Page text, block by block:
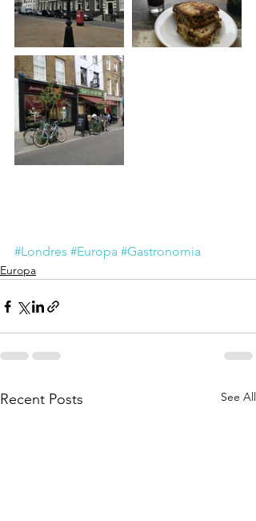
#Londres #Europa #Gastronomia
Europa
Recent Posts See All